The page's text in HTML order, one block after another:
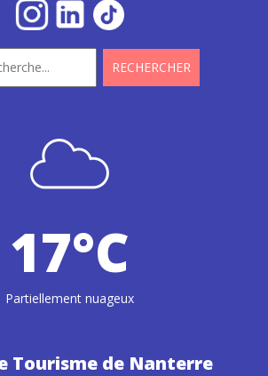
17°C
Partiellement nuageux
Tourisme de Nanterre